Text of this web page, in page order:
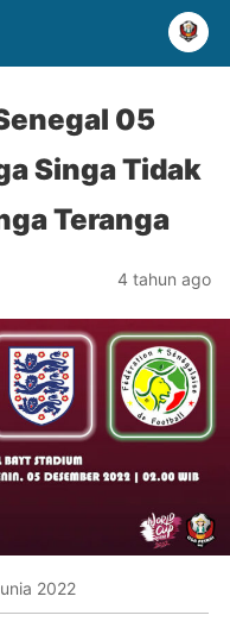
05
Singa Tidak
Teranga
4 tahun ago
2022